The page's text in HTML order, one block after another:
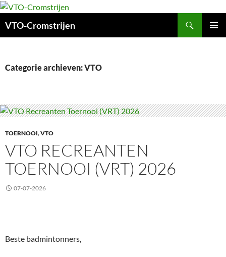
Ga
deVTO-Cromstrijen
Categorie archieven: VTO
TOERNOOI,VTO
VTO RECREANTEN
TOERNOOI (VRT) 2026
07-07-2026
Beste badmintonners,